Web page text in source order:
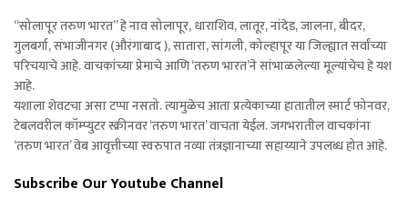
“सोलापूर तरुण भारत” हे नाव सोलापूर, धाराशिव, लातूर, नांदेड, जालना, बीदर,
गुलबर्गा, संभाजीनगर (औरंगाबाद ), सातारा, सांगली, कोल्हापूर या जिल्ह्यात सर्वांच्या
परिचयाचे आहे. वाचकांच्या प्रेमाचे आणि ‘तरुण भारत’ने सांभाळलेल्या मूल्यांचेच हे यश
आहे.
यशाला शेवटचा असा टप्पा नसतो. त्यामुळेच आता प्रत्येकाच्या हातातील स्मार्ट फोनवर,
टेबलवरील कॉम्प्युटर स्क्रीनवर ‘तरुण भारत’ वाचता येईल. जगभरातील वाचकांना
‘तरुण भारत’ वेब आवृत्तीच्या स्वरुपात नव्या तंत्रज्ञानाच्या सहाय्याने उपलब्ध होत आहे.
Subscribe Our Youtube Channel